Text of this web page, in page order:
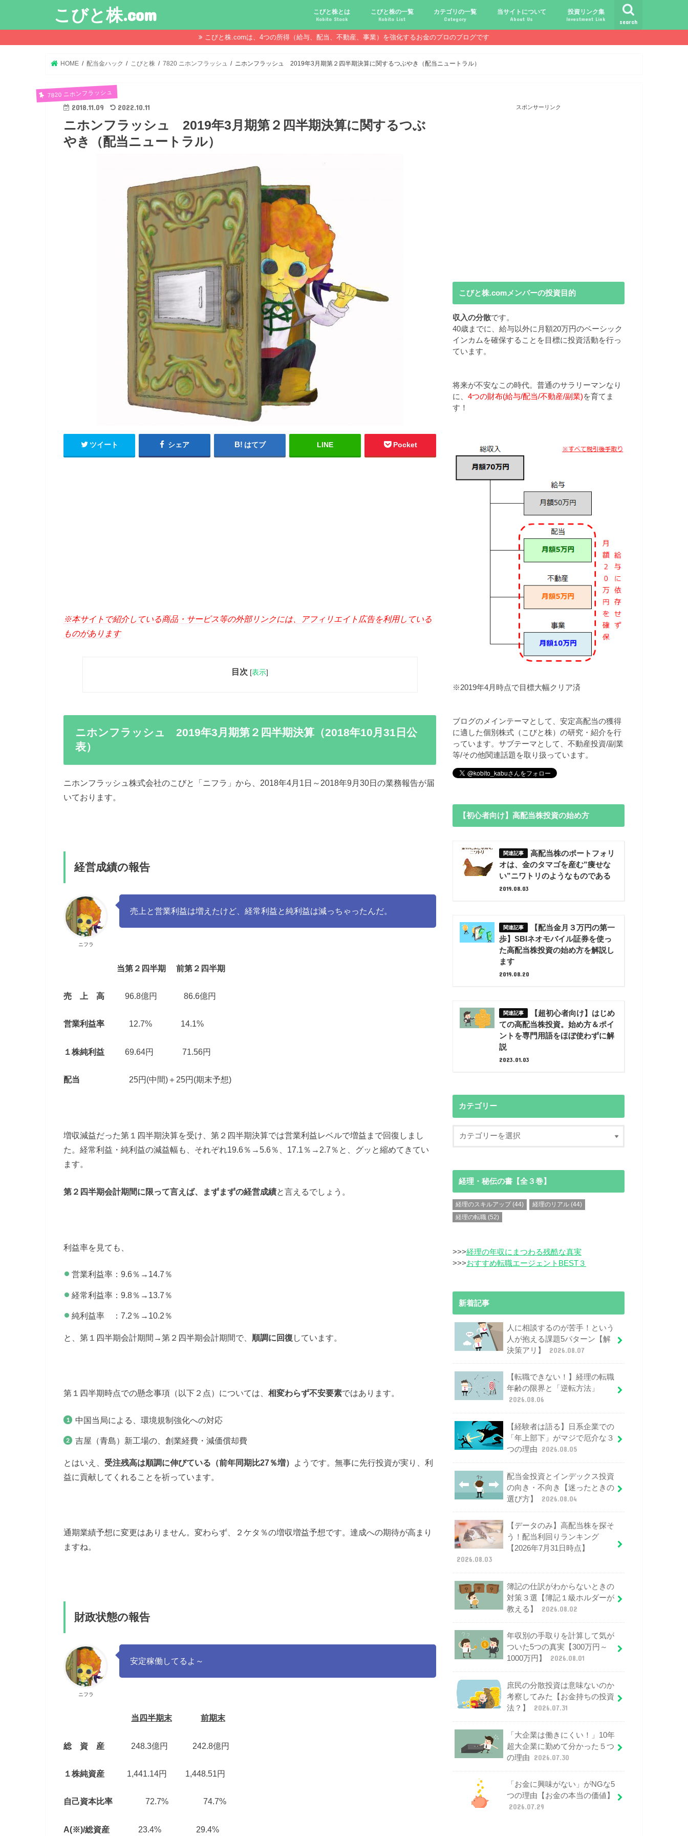
こびと株.com search
こびと株とは
Kobito Stock
こびと株投資を始める前に マジメなだけじゃ報われない時代？
配当金が守る、今-老後-子供達！
配当金があればこんなに遊べる！
債券・投信・中古１Rとの違い
口座開設！こびと探しの旅へ！
必ず知っておきたい専門用語集
こびと株の10条件
こびと株のメリット,デメリット
こびと株の投資10原則
こびと株投資のモデル紹介
こびと株の一覧
Kobito List
こびとNo.2169 CDS
こびとNo.4762 エックスネット
こびとNo.7751 キヤノン
こびとNo.7820 ニホンフラッシュ
こびとNo.7921 宝印刷
こびとNo.9986 蔵王産業
カテゴリの一覧
Category
こびと株.comライフ
給与ハック
副業ハック
配当金ハック
年金ハック
倹約ハック
当サイトについて
About Us
投資リンク集
Investment Link
こびと株.comは、4つの所得（給与、配当、不動産、事業）を強化するお金のプロのブログです
HOME 配当金ハック こびと株 7820 ニホンフラッシュ ニホンフラッシュ 2019年3月期第２四半期決算に関するつぶやき（配当ニュートラル）
7820 ニホンフラッシュ
2018.11.09 2022.10.11
ニホンフラッシュ 2019年3月期第２四半期決算に関するつぶ
やき（配当ニュートラル）
ツイート シェア はてブ LINE Pocket
※本サイトで紹介している商品・サービス等の外部リンクには、アフィリエイト広告を利用している
ものがあります
目次 [表示]
ニホンフラッシュ 2019年3月期第２四半期決算（2018年10月31日公
表）
ニホンフラッシュ株式会社のこびと「ニフラ」から、2018年4月1日～2018年9月30日の業務報告が届
いております。
経営成績の報告
ニフラ
売上と営業利益は増えたけど、経常利益と純利益は減っちゃったんだ。
当第２四半期 前第２四半期
売 上 高 96.8億円 86.6億円
営業利益率 12.7% 14.1%
１株純利益 69.64円 71.56円
配当 25円(中間)＋25円(期末予想)
増収減益だった第１四半期決算を受け、第２四半期決算では営業利益レベルで増益まで回復しまし
た。経常利益・純利益の減益幅も、それぞれ19.6％→5.6％、17.1％→2.7％と、グッと縮めてきてい
ます。
第２四半期会計期間に限って言えば、まずまずの経営成績と言えるでしょう。
利益率を見ても、
営業利益率：9.6％→14.7％
経常利益率：9.8％→13.7％
純利益率 ：7.2％→10.2％
と、第１四半期会計期間→第２四半期会計期間で、 順調に回復 しています。
第１四半期時点での懸念事項（以下２点）については、 相変わらず不安要素ではあります。
中国当局による、環境規制強化への対応
吉屋（青島）新工場の、創業経費・減価償却費
とはいえ、 受注残高は順調に伸びている（前年同期比27％増）
ようです。無事に先行投資が実り、利
益に貢献してくれることを祈っています。
通期業績予想に変更はありません。変わらず、２ケタ％の増収増益予想です。達成への期待が高まり
ますね。
財政状態の報告
ニフラ
安定稼働してるよ～
当四半期末 前期末
総 資 産 248.3億円 242.8億円
１株純資産 1,441.14円 1,448.51円
自己資本比率 72.7% 74.7%
A(※)/総資産 23.4% 29.4%
スポンサーリンク
こびと株.comメンバーの投資目的
収入の分散です。
40歳までに、給与以外に月額20万円のベーシック
インカムを確保することを目標に投資活動を行っ
ています。
将来が不安なこの時代。普通のサラリーマンなり
に、 4つの財布(給与/配当/不動産/副業)を育てま
す！
※2019年4月時点で目標大幅クリア済
ブログのメインテーマとして、安定高配当の獲得
に適した個別株式（こびと株）の研究・紹介を行
っています。サブテーマとして、不動産投資/副業
等/その他関連話題を取り扱っています。
【初心者向け】高配当株投資の始め方
高配当株のポートフォリ
オは、金のタマゴを産む”痩せな
い”ニワトリのようなものである
2019.08.03
【配当金月３万円の第一
歩】SBIネオモバイル証券を使っ
た高配当株投資の始め方を解説し
ます
2019.08.20
【超初心者向け】はじめ
ての高配当株投資。始め方＆ポイ
ントを専門用語をほぼ使わずに解
説
2023.01.03
カテゴリー
経理・秘伝の書【全３巻】
経理のスキルアップ (44) 経理のリアル (44)
経理の転職 (52)
>>>経理の年収にまつわる残酷な真実
>>>おすすめ転職エージェントBEST３
新着記事
人に相談するのが苦手！という
人が抱える課題5パターン【解
決策アリ】
2026.08.07
【転職できない！】経理の転職
年齢の限界と「逆転方法」
2026.08.06
【経験者は語る】日系企業での
「年上部下」がマジで厄介な３
つの理由
2026.08.05
配当金投資とインデックス投資
の向き・不向き【迷ったときの
選び方】
2026.08.04
【データのみ】高配当株を探そ
う！配当利回りランキング
【2026年7月31日時点】
2026.08.03
簿記の仕訳がわからないときの
対策３選【簿記１級ホルダーが
教える】
2026.08.02
年収別の手取りを計算して気が
ついた5つの真実【300万円～
1000万円】
2026.08.01
庶民の分散投資は意味ないのか
考察してみた【お金持ちの投資
法？】
2026.07.31
「大企業は働きにくい！」10年
超大企業に勤めて分かった５つ
の理由
2026.07.30
「お金に興味がない」がNGな5
つの理由【お金の本当の価値】
2026.07.29